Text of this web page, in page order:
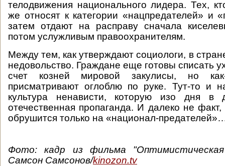
телодвижения национального лидера. Тех,
же относят к категории «нацпредателей» и
затем отдают на расправу сначала
потом услужливым правоохранителям.
Между тем, как утверждают социологи, в
недовольство. Граждане еще готовы списать
счет козней мировой закулисы, но
присматривают оглоблю по руке. Тут-то и
культура ненависти, которую изо дня в
отечественная пропаганда. И далеко не факт,
обрушится только на «национал-
Фото: кадр из фильма
Самсон Самсонов/kinozon.tv